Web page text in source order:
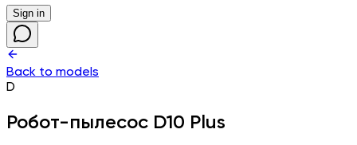
Sign in
Back to models
D
Робот-пылесос D10 Plus